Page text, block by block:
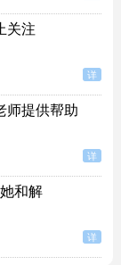
关注
详
师提供帮助
详
和解
详